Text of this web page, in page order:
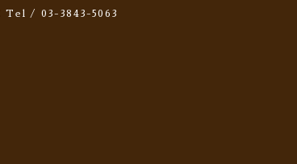
Tel / 03-3843-5063